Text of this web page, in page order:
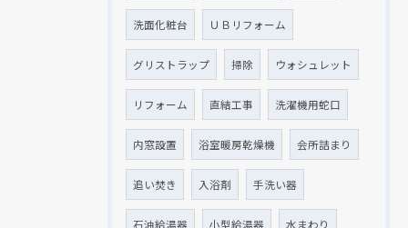
洗面化粧台 ＵＢリフォーム
グリストラップ 掃除 ウォシュレット
リフォーム 直結工事 洗濯機用蛇口
内窓設置 浴室暖房乾燥機 会所詰まり
追い焚き 入浴剤 手洗い器
石油給湯器 小型給湯器 水まわり